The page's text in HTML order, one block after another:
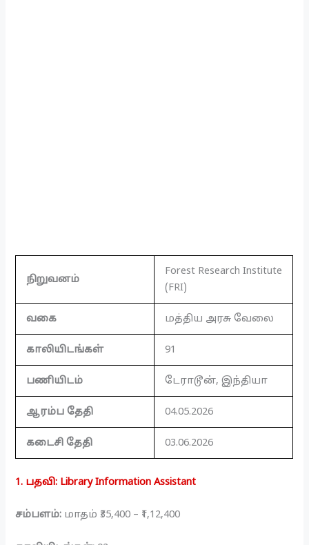
நிறுவனம்
Forest Research Institute
(FRI)
வகை மத்திய அரசு வேலை
காலியிடங்கள் 91
பணியிடம் டேராடூன், இந்தியா
ஆரம்ப தேதி 04.05.2026
கடைசி தேதி 03.06.2026
1. பதவி: Library Information Assistant
சம்பளம்: மாதம் ₹35,400 – ₹1,12,400